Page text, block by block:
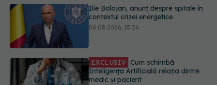
EXCLUSIV Cum schimbă
Inteligența Artificială relația dintre
medic și pacient
Trei lucruri pe care trebuie să le faci
după 45 de ani ca să întârzii
demența cu până la 13 ani